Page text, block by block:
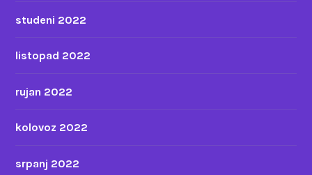
studeni 2022
listopad 2022
rujan 2022
kolovoz 2022
srpanj 2022